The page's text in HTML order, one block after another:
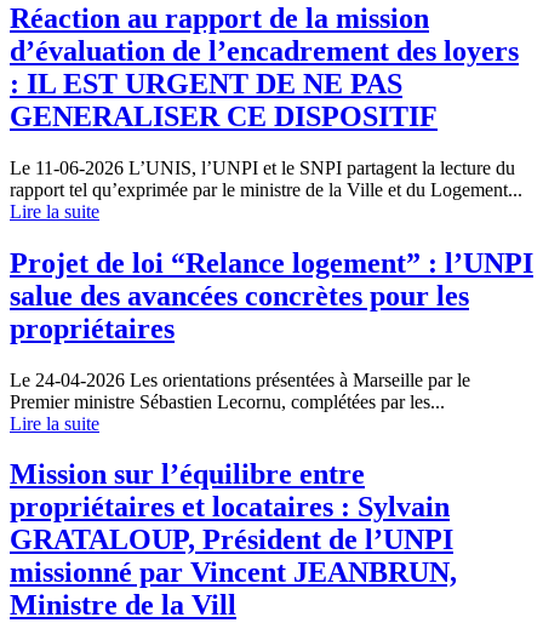
Réaction au rapport de la mission
d’évaluation de l’encadrement des loyers
: IL EST URGENT DE NE PAS
GENERALISER CE DISPOSITIF
Le 11-06-2026 L’UNIS, l’UNPI et le SNPI partagent la lecture du
rapport tel qu’exprimée par le ministre de la Ville et du Logement...
Lire la suite
Projet de loi “Relance logement” : l’UNPI
salue des avancées concrètes pour les
propriétaires
Le 24-04-2026 Les orientations présentées à Marseille par le
Premier ministre Sébastien Lecornu, complétées par les...
Lire la suite
Mission sur l’équilibre entre
propriétaires et locataires : Sylvain
GRATALOUP, Président de l’UNPI
missionné par Vincent JEANBRUN,
Ministre de la Vill